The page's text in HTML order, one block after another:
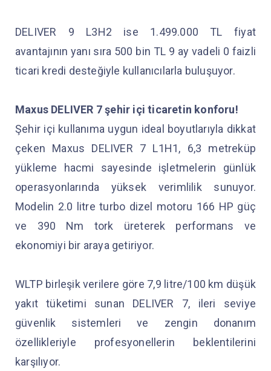
DELIVER 9 L3H2 ise 1.499.000 TL fiyat
avantajının yanı sıra 500 bin TL 9 ay vadeli 0 faizli
ticari kredi desteğiyle kullanıcılarla buluşuyor.
Maxus DELIVER 7 şehir içi ticaretin konforu!
Şehir içi kullanıma uygun ideal boyutlarıyla dikkat
çeken Maxus DELIVER 7 L1H1, 6,3 metreküp
yükleme hacmi sayesinde işletmelerin günlük
operasyonlarında yüksek verimlilik sunuyor.
Modelin 2.0 litre turbo dizel motoru 166 HP güç
ve 390 Nm tork üreterek performans ve
ekonomiyi bir araya getiriyor.
WLTP birleşik verilere göre 7,9 litre/100 km düşük
yakıt tüketimi sunan DELIVER 7, ileri seviye
güvenlik sistemleri ve zengin donanım
özellikleriyle profesyonellerin beklentilerini
karşılıyor.